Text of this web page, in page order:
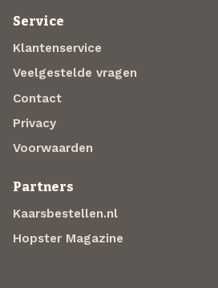
Service
Klantenservice
Veelgestelde vragen
Contact
Privacy
Voorwaarden
Partners
Kaarsbestellen.nl
Hopster Magazine